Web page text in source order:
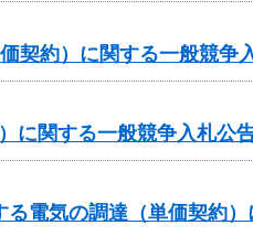
契約）に関する一般競争
に関する一般競争入札公
電気の調達（単価契約）